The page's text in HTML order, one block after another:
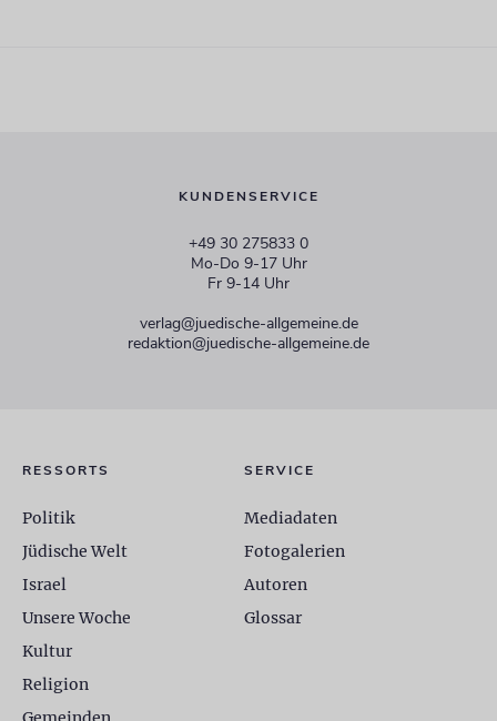
KUNDENSERVICE
+49 30 275833 0
Mo-Do 9-17 Uhr
Fr 9-14 Uhr
verlag@juedische-allgemeine.de
redaktion@juedische-allgemeine.de
RESSORTS
Politik
Jüdische Welt
Israel
Unsere Woche
Kultur
Religion
SERVICE
Mediadaten
Fotogalerien
Autoren
Glossar